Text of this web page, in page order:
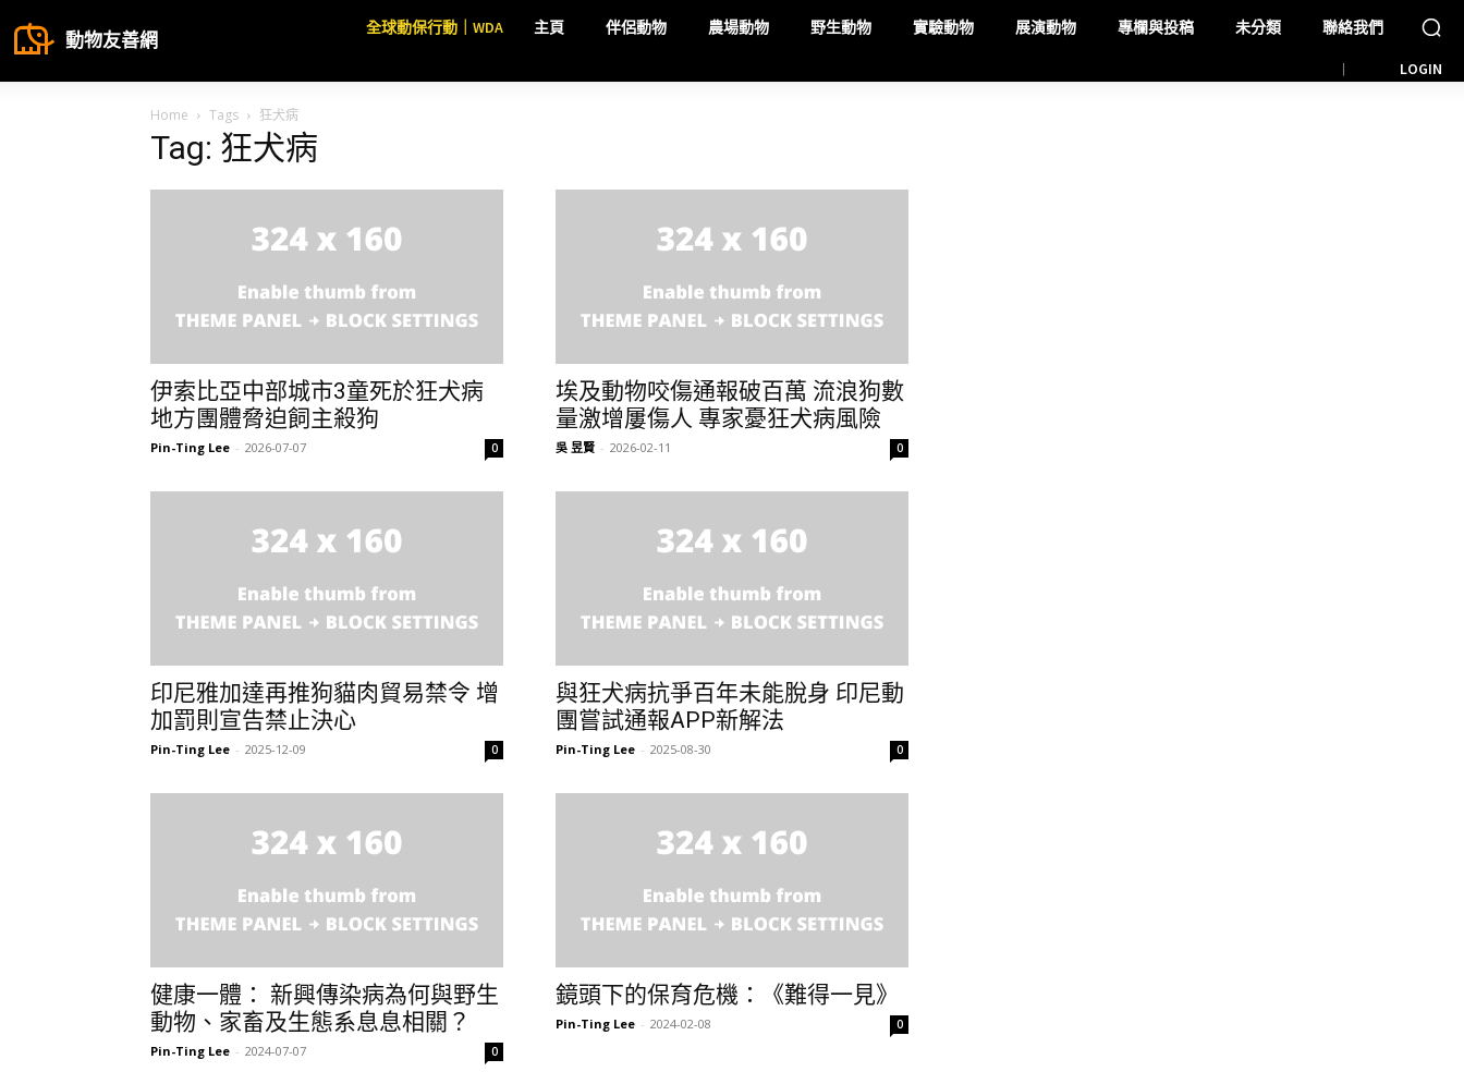
動物友善網
全球動保行動｜WDA 主頁 伴侶動物 農場動物 野生動物 實驗動物 展演動物 專欄與投稿 未分類 聯絡我們
LOGIN
Home Tags 狂犬病
Tag: 狂犬病
伊索比亞中部城市3童死於狂犬病
地方團體脅迫飼主殺狗
Pin-Ting Lee - 2026-07-07 0
埃及動物咬傷通報破百萬 流浪狗數
量激增屢傷人 專家憂狂犬病風險
吳 昱賢 - 2026-02-11 0
印尼雅加達再推狗貓肉貿易禁令 增
加罰則宣告禁止決心
Pin-Ting Lee - 2025-12-09 0
與狂犬病抗爭百年未能脫身 印尼動
團嘗試通報APP新解法
Pin-Ting Lee - 2025-08-30 0
健康一體： 新興傳染病為何與野生
動物、家畜及生態系息息相關？
Pin-Ting Lee - 2024-07-07 0
鏡頭下的保育危機：《難得一見》
Pin-Ting Lee - 2024-02-08 0